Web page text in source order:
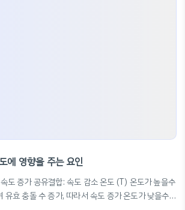
에 영향을 주는 요인
도 증가 공유결합: 속도 감소 온도 (T) 온도가 높을수
유효 충돌 수 증가, 따라서 속도 증가 온도가 낮을수록